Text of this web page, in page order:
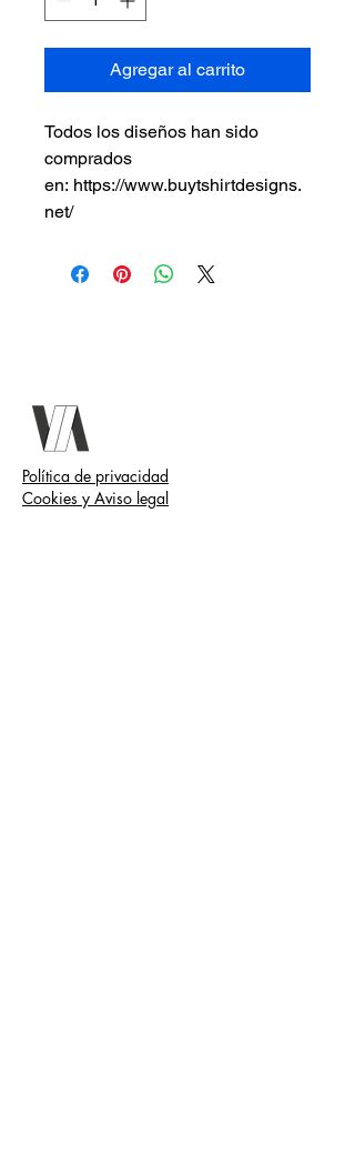
Agregar al carrito
Todos los diseños han sido
comprados
en: https://www.buytshirtdesigns.
net/
Política de privacidad
Cookies y Aviso legal